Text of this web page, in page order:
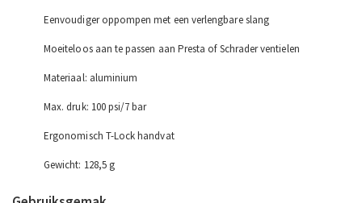
Eenvoudiger oppompen met een verlengbare slang
Moeiteloos aan te passen aan Presta of Schrader ventielen
Materiaal: aluminium
Max. druk: 100 psi/7 bar
Ergonomisch T-Lock handvat
Gewicht: 128,5 g